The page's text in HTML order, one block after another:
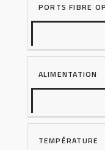
PORTS FIBRE
ALIMENTATION
TEMPÉRATURE